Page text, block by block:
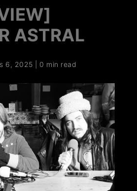
ASTRAL
6, 2025 0 min read